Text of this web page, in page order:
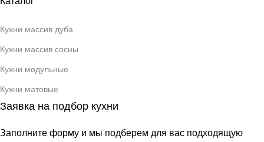
Кухни массив дуба
Кухни массив сосны
Кухни модульные
Кухни матовые
Заявка на подбор кухни
Заполните форму и мы подберем для вас подходящую